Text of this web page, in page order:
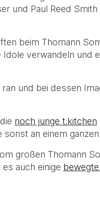
und Paul Reed
beim Thomann
verwandeln und
ran und bei dessen
noch junge t.kitchen
an einem ganzen
großen Thomann
auch einige